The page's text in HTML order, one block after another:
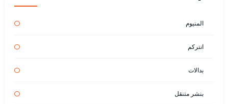
المنيوم
انتركم
بدالات
بنشر متنقل